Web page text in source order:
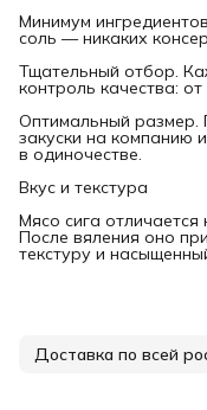
Минимум
соль — никаких
Тщательный отбор.
контроль качества:
Оптимальный размер.
закуски на компанию
в одиночестве.
Вкус и текстура
Мясо сига
После вяления оно
текстуру и
Доставка по всей